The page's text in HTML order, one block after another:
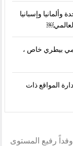
وألمانيا وإسبانيا
بيطري خاص ،
المواقع ذات
رفيع المستوى